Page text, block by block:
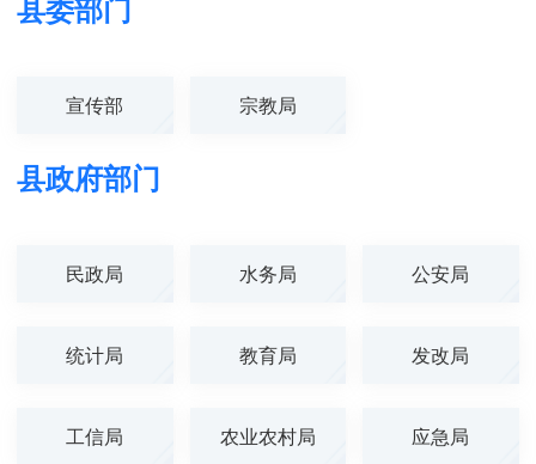
县委部门
宣传部 宗教局
县政府部门
民政局 水务局 公安局
统计局 教育局 发改局
工信局 农业农村局 应急局